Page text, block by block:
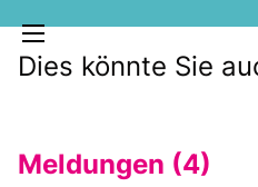
Dies könnte Sie
Meldungen (4)